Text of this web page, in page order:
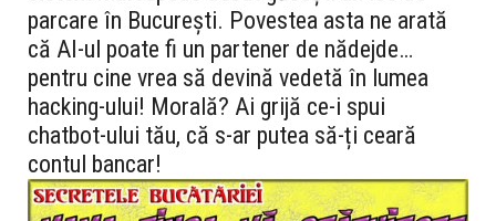
parcare în București. Povestea asta ne arată
că AI-ul poate fi un partener de nădejde…
pentru cine vrea să devină vedetă în lumea
hacking-ului! Morală? Ai grijă ce-i spui
chatbot-ului tău, că s-ar putea să-ți ceară
contul bancar!